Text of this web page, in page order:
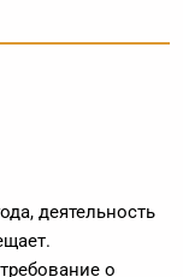
деятельность
о